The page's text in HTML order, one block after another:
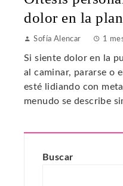
dolor en la
Sofía Alencar 1
Si siente dolor en la
al caminar, pararse o
esté lidiando con
menudo se describe
Buscar